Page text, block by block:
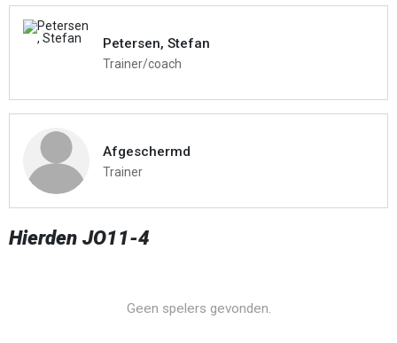
Petersen, Stefan
Trainer/coach
Afgeschermd
Trainer
Hierden JO11-4
Geen spelers gevonden.